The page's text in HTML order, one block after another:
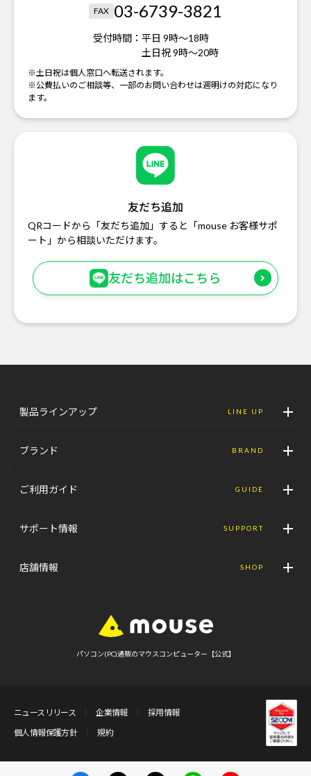
FAX 03-6739-3821
受付時間： 平日 9時～18時
土日祝 9時～20時
※土日祝は個人窓口へ転送されます。
※公費払いのご相談等、一部のお問い合わせは週明けの対応になり
ます。
友だち追加
QRコードから「友だち追加」すると「mouse お客様サポ
ート」から相談いただけます。
友だち追加はこちら
製品ラインアップ LINE UP
ブランド BRAND
ご利用ガイド GUIDE
サポート情報 SUPPORT
店舗情報 SHOP
パソコン(PC)通販のマウスコンピューター【公式】
ニュースリリース 企業情報
採用情報
個人情報保護方針
規約